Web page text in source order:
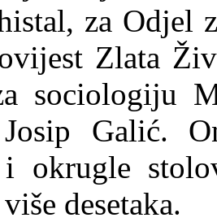
za
Zlata
sociologiju
Josip Galić.
okrugle
desetaka.